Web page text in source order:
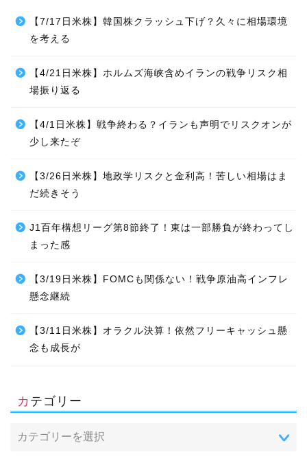
【7/17日米株】韓国株クラッシュ下げ？久々に相場環境
を考える
【4/21日米株】ホルムズ海峡含めイランの戦争リスク相
場振り返る
【4/1日米株】戦争終わる？イランも声明でリスクオンが
少し来たぞ
【3/26日米株】地政学リスクと金利高！苦しい相場はま
だ続きそう
J1百年構想リーグ第8節終了！東は一部勝負が終わってし
まった感
【3/19日米株】FOMCも関係ない！戦争原油高インフレ
懸念継続
【3/11日米株】オラクル決算！依然フリーキャッシュ懸
念も成長が
カテゴリー